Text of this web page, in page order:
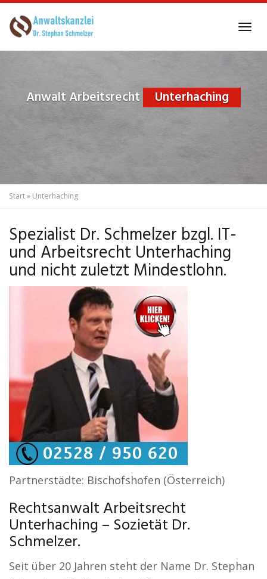
to
Anwalt Arbeitsrecht Unterhaching
Start» Unterhaching
Spezialist Dr. Schmelzer bzgl. IT-
und Arbeitsrecht Unterhaching
und nicht zuletzt Mindestlohn.
Partnerstädte: Bischofshofen (Österreich)
Rechtsanwalt Arbeitsrecht
Unterhaching – Sozietät Dr.
Schmelzer.
Seit über 20 Jahren steht der Name Dr. Stephan